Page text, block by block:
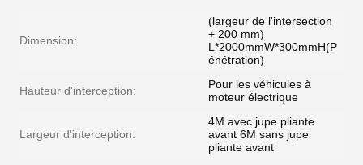
Dimension:
(largeur de l'intersection
+ 200 mm)
L*2000mmW*300mmH(P
énétration)
Hauteur d'interception:
Pour les véhicules à
moteur électrique
Largeur d'interception:
4M avec jupe pliante
avant 6M sans jupe
pliante avant